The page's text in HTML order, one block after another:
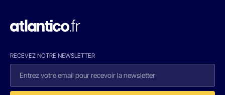
RECEVEZ NOTRE NEWSLETTER